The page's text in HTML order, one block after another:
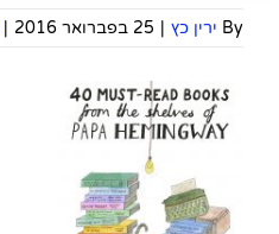
By ירין כץ | 25 בפברואר 2016 |